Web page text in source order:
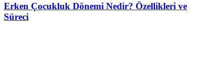
Erken Çocukluk Dönemi Nedir? Özellikleri ve
Süreci